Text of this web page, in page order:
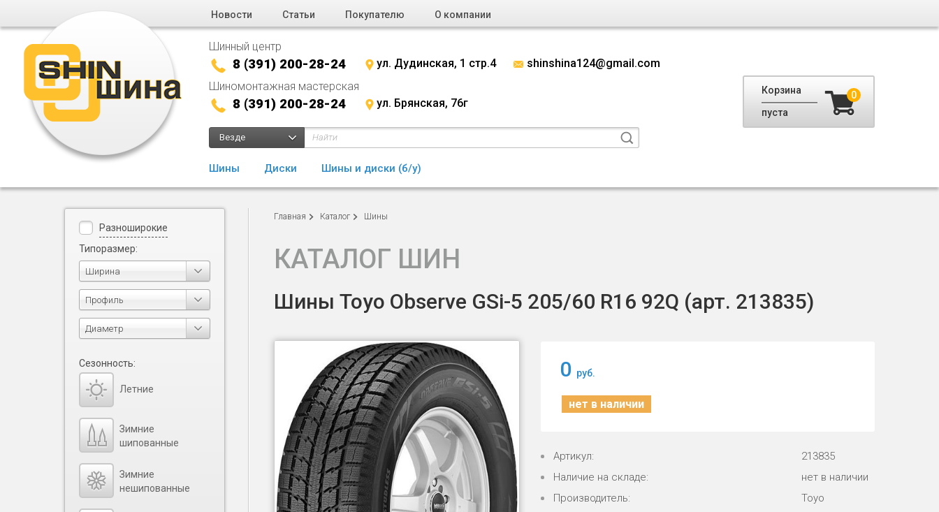
Новости Статьи Покупателю О компании
Шинный центр
8 (391) 200-28-24 ул. Дудинская, 1 стр.4
shinshina124@gmail.com
Шиномонтажная мастерская
8 (391) 200-28-24 ул. Брянская, 76г
Везде
Шины Диски Шины и диски (б/у)
Корзина
пуста
0
Главная Каталог Шины
КАТАЛОГ ШИН
Шины Toyo Observe GSi-5 205/60 R16 92Q (арт. 213835)
0 руб.
нет в наличии
Артикул:
213835
Наличие на складе:
нет в наличии
Производитель:
Toyo
Разноширокие
Типоразмер:
Ширина
Профиль
Диаметр
Сезонность:
Летние
Зимние
шипованные
Зимние
нешипованные